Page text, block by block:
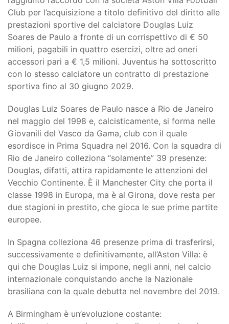
Club per l’acquisizione a titolo definitivo del diritto alle
prestazioni sportive del calciatore Douglas Luiz
Soares de Paulo a fronte di un corrispettivo di € 50
milioni, pagabili in quattro esercizi, oltre ad oneri
accessori pari a € 1,5 milioni. Juventus ha sottoscritto
con lo stesso calciatore un contratto di prestazione
sportiva fino al 30 giugno 2029.
Douglas Luiz Soares de Paulo nasce a Rio de Janeiro
nel maggio del 1998 e, calcisticamente, si forma nelle
Giovanili del Vasco da Gama, club con il quale
esordisce in Prima Squadra nel 2016. Con la squadra di
Rio de Janeiro colleziona “solamente” 39 presenze:
Douglas, difatti, attira rapidamente le attenzioni del
Vecchio Continente. È il Manchester City che porta il
classe 1998 in Europa, ma è al Girona, dove resta per
due stagioni in prestito, che gioca le sue prime partite
europee.
In Spagna colleziona 46 presenze prima di trasferirsi,
successivamente e definitivamente, all’Aston Villa: è
qui che Douglas Luiz si impone, negli anni, nel calcio
internazionale conquistando anche la Nazionale
brasiliana con la quale debutta nel novembre del 2019.
A Birmingham è un’evoluzione costante: